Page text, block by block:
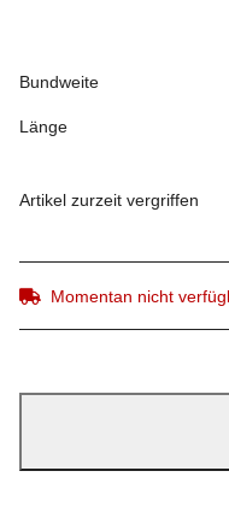
Bundweite
Länge
Artikel zurzeit vergriffen
Momentan nicht